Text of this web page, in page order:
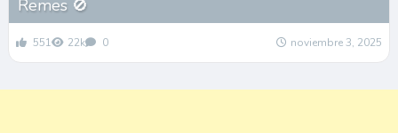
Remes 🚫
551 22k 0 noviembre 3, 2025